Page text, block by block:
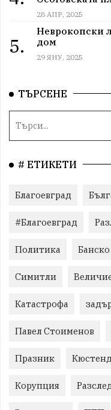
28 АПР, 2025
5.
Неврокопски
дом
29 ЯНУ, 2025
ТЪРСЕНЕ
# ЕТИКЕТИ
Благоевград
#Благоевград
Политика Банско
Симитли
Катастрофа
Павел Стоименов
Празник
Корупция